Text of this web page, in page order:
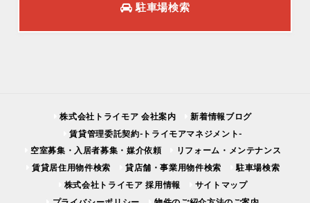
駐車場検索
株式会社トライモア 会社案内
新着情報ブログ
賃貸管理委託契約-トライモアマネジメント-
空室募集・入居者募集・媒介依頼
リフォーム・メンテナンス
賃貸居住用物件検索
貸店舗・事業用物件検索
駐車場検索
株式会社トライモア 採用情報
サイトマップ